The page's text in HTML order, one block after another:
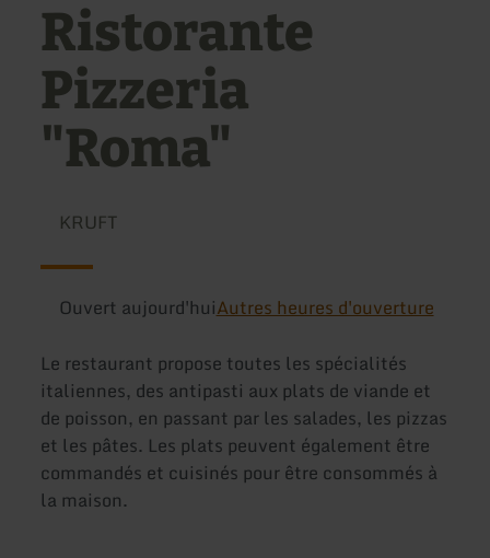
Ristorante
Pizzeria
"Roma"
KRUFT
Ouvert aujourd'huiAutres heures d'ouverture
Le restaurant propose toutes les spécialités
italiennes, des antipasti aux plats de viande et
de poisson, en passant par les salades, les pizzas
et les pâtes. Les plats peuvent également être
commandés et cuisinés pour être consommés à
la maison.